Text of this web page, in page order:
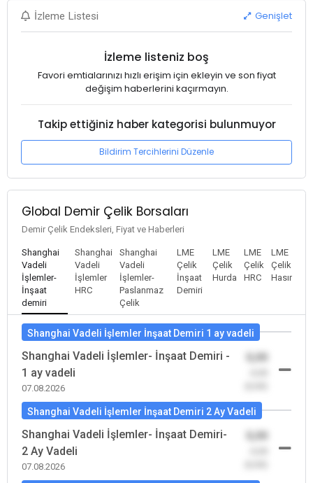
İzleme Listesi Genişlet
İzleme listeniz boş
Favori emtialarınızı hızlı erişim için ekleyin ve son fiyat
değişim haberlerini kaçırmayın.
Takip ettiğiniz haber kategorisi bulunmuyor
Bildirim Tercihlerini Düzenle
Global Demir Çelik Borsaları
Demir Çelik Endeksleri, Fiyat ve Haberleri
Shanghai
Vadeli
İşlemler-
İnşaat
demiri
Shanghai
Vadeli
İşlemler
HRC
Shanghai
Vadeli
İşlemler-
Paslanmaz
Çelik
LME
Çelik
İnşaat
Demiri
LME
Çelik
Hurda
LME
Çelik
HRC
LME
Çelik
Hasır
Shanghai Vadeli İşlemler İnşaat Demiri 1 ay vadeli
Shanghai Vadeli İşlemler- İnşaat Demiri -
1 ay vadeli
07.08.2026
Shanghai Vadeli İşlemler İnşaat Demiri 2 Ay Vadeli
Shanghai Vadeli İşlemler- İnşaat Demiri-
2 Ay Vadeli
07.08.2026